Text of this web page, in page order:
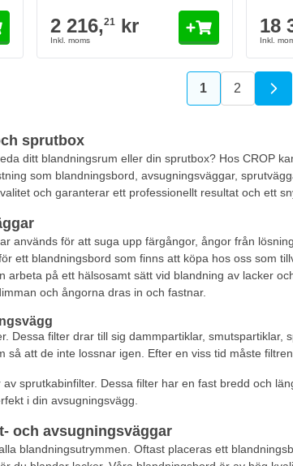
2 216,21 kr 18
You're
1 Sida
2
sprutbox
ditt blandningsrum eller din sprutbox? Hos CROP
som blandningsbord, avsugningsväggar,
och garanterar ett professionellt resultat och ett
används för att suga upp färgångor, ångor från
ett blandningsbord som finns att köpa hos oss som
arbeta på ett hälsosamt sätt vid blandning av lacker
och ångorna dras in och fastnar.
Dessa filter drar till sig dammpartiklar,
så att de inte lossnar igen. Efter en viss tid måste
sprutkabinfilter. Dessa filter har en fast bredd och
i din avsugningsvägg.
och avsugningsväggar
blandningsutrymmen. Oftast placeras ett